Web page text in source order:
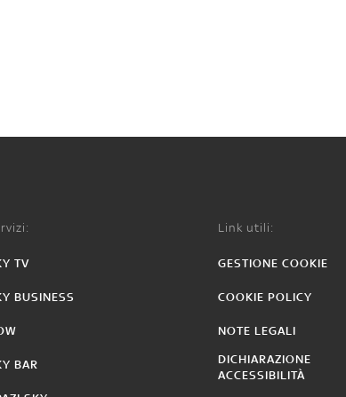
TV
BUSINESS
BAR
Link utili:
GESTIONE COOKIE
COOKIE POLICY
NOTE LEGALI
DICHIARAZIONE
ACCESSIBILITÀ